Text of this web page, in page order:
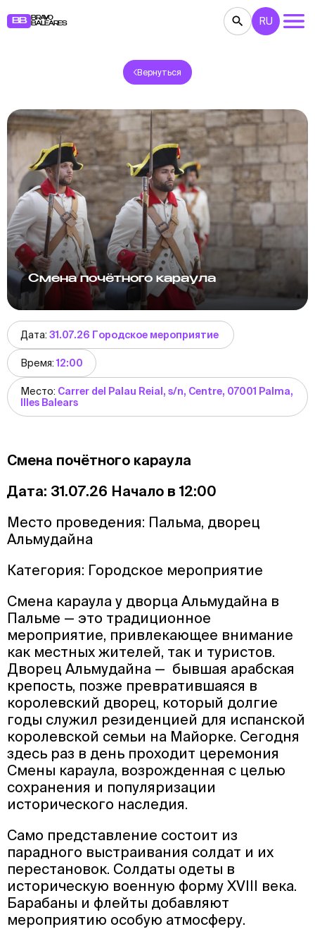
BB
BRAVO
BALEARES
КОНЦЕРТЫ ТЕАТР
РЕСТОРАНЫ ЯРМАРКИ ВЕЧЕРИНКИ
ДЕТЯМ BB NOTE
RU
Вернуться
Смена почётного караула
Дата: 31.07.26 Городское мероприятие
Время:12:00
Место: Carrer del Palau Reial, s/n, Centre, 07001 Palma,
Illes Balears
Смена почётного караула
Дата: 31.07.26 Начало в 12:00
Место проведения: Пальма, дворец
Альмудайна
Категория: Городское мероприятие
Смена караула у дворца Альмудайна в
Пальме — это традиционное
мероприятие, привлекающее внимание
как местных жителей, так и туристов.
Дворец Альмудайна — бывшая арабская
крепость, позже превратившаяся в
королевский дворец, который долгие
годы служил резиденцией для испанской
королевской семьи на Майорке. Сегодня
здесь раз в день проходит церемония
Смены караула, возрожденная с целью
сохранения и популяризации
исторического наследия.
Само представление состоит из
парадного выстраивания солдат и их
перестановок. Солдаты одеты в
историческую военную форму XVIII века.
Барабаны и флейты добавляют
мероприятию особую атмосферу.